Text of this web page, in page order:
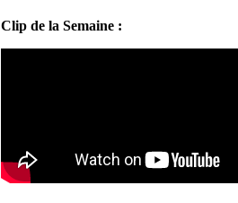
Clip de la Semaine :